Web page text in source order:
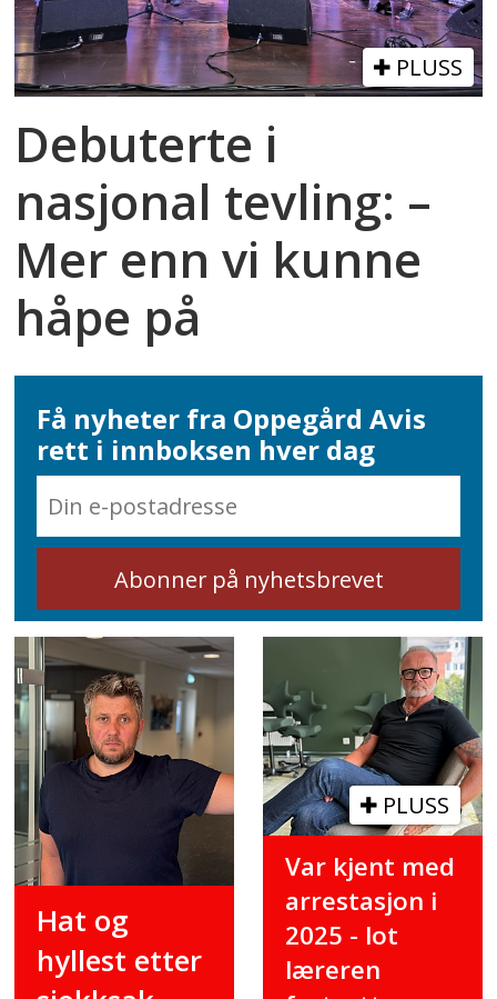
PLUSS
Debuterte i
nasjonal tevling: –
Mer enn vi kunne
håpe på
Få nyheter fra Oppegård Avis
rett i innboksen hver dag
Hat og
hyllest etter
PLUSS
Var kjent med
arrestasjon i
2025 - lot
læreren